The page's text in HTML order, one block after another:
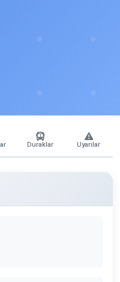
Duraklar Uyarılar